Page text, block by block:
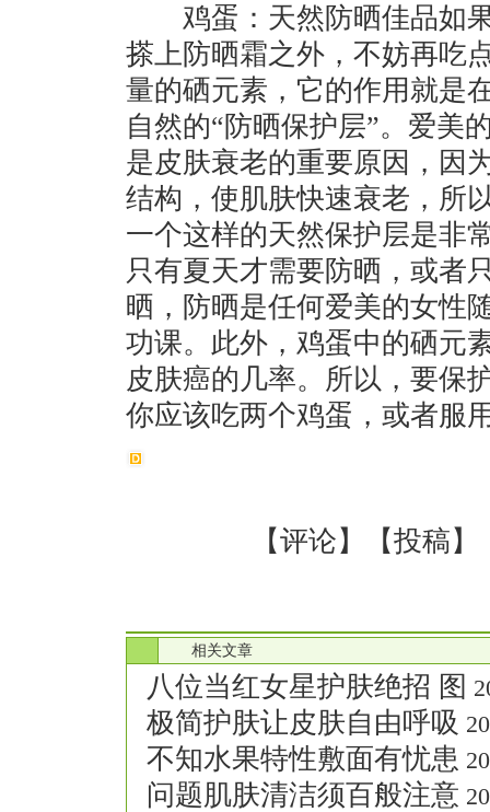
鸡蛋：天然防晒佳品如果
搽上防晒霜之外，不妨再吃
量的硒元素，它的作用就是
自然的“防晒保护层”。爱美
是皮肤衰老的重要原因，因
结构，使肌肤快速衰老，所
一个这样的天然保护层是非
只有夏天才需要防晒，或者
晒，防晒是任何爱美的女性
功课。此外，鸡蛋中的硒元
皮肤癌的几率。所以，要保
你应该吃两个鸡蛋，或者服
【评论 】【投稿 】
相关文章
八位当红女星护肤绝招 图
极简护肤让皮肤自由呼吸
不知水果特性敷面有忧患
问题肌肤清洁须百般注意